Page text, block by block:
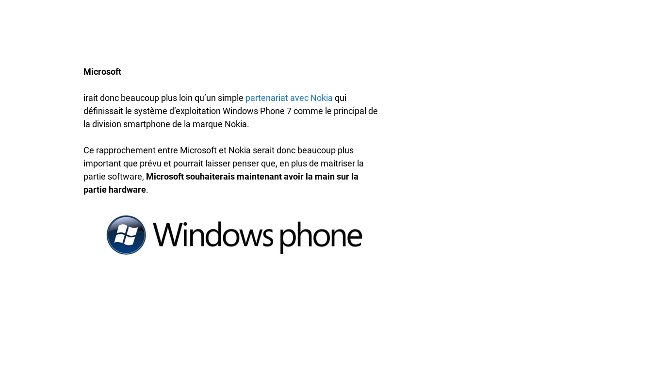
Microsoft
irait donc beaucoup plus loin qu’un simple partenariat avec Nokia qui
définissait le système d’exploitation Windows Phone 7 comme le principal de
la division smartphone de la marque Nokia.
Ce rapprochement entre Microsoft et Nokia serait donc beaucoup plus
important que prévu et pourrait laisser penser que, en plus de maitriser la
partie software, Microsoft souhaiterais maintenant avoir la main sur la
partie hardware.